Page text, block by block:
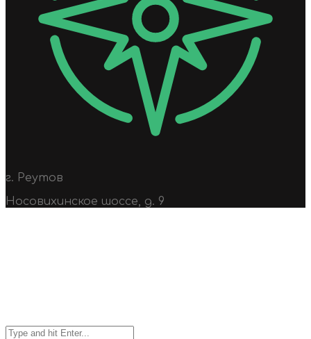
г. Реутов
Носовихинское шоссе, д. 9
Search